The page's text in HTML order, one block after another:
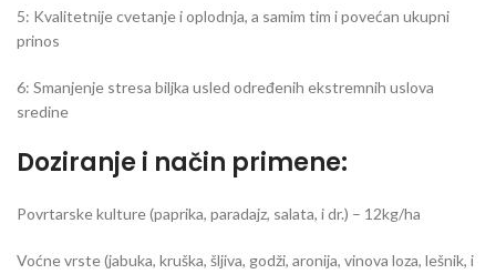
5: Kvalitetnije cvetanje i oplodnja, a samim tim i povećan ukupni
prinos
6: Smanjenje stresa biljka usled određenih ekstremnih uslova
sredine
Doziranje i način primene:
Povrtarske kulture (paprika, paradajz, salata, i dr.) – 12kg/ha
Voćne vrste (jabuka, kruška, šljiva, godži, aronija, vinova loza, lešnik, i